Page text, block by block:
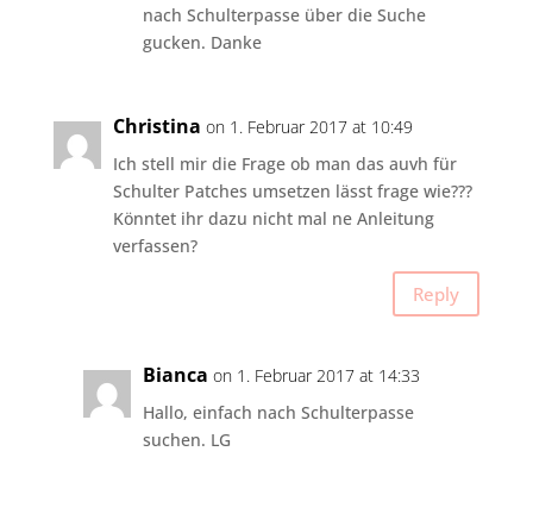
nach Schulterpasse über die Suche
gucken. Danke
Christina on 1. Februar 2017 at 10:49
Ich stell mir die Frage ob man das auvh für
Schulter Patches umsetzen lässt frage wie???
Könntet ihr dazu nicht mal ne Anleitung
verfassen?
Reply
Bianca on 1. Februar 2017 at 14:33
Hallo, einfach nach Schulterpasse
suchen. LG